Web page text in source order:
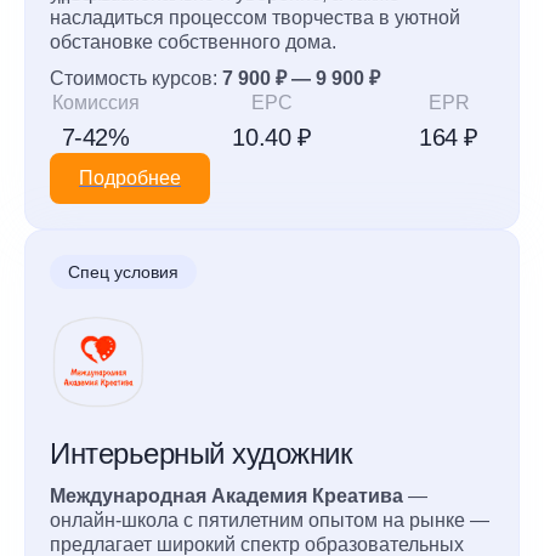
насладиться процессом творчества в уютной
обстановке собственного дома.
Стоимость курсов: 7 900 ₽ — 9 900 ₽
Комиссия
7-42%
EPC
10.40 ₽
EPR
164 ₽
Подробнее
Спец условия
Интерьерный художник
Международная Академия Креатива —
онлайн-школа с пятилетним опытом на рынке —
предлагает широкий спектр образовательных